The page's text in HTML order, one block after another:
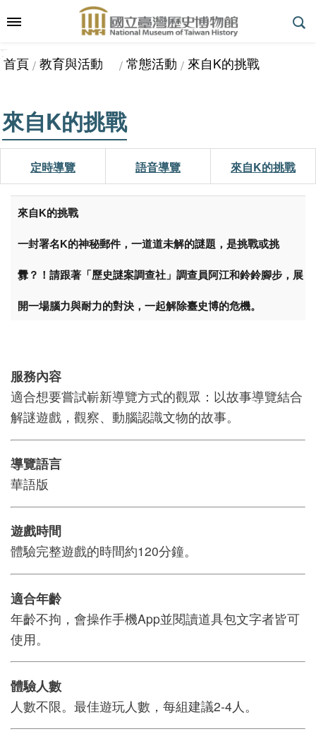
跳到主要內容區塊
階
尋
參
指
南
展
覽
究
典
藏
教
育
與
活
出
版
創
:::
首頁 教育與活動 常態活動 來自K的挑戰
來自K的挑戰
定時導覽 語音導覽 來自K的挑戰
來自K的挑戰
一封署名K的神秘郵件，一道道未解的謎題，是挑戰或挑
釁？！請跟著「歷史謎案調查社」調查員阿江和鈴鈴腳步，展
開一場腦力與耐力的對決，一起解除臺史博的危機。
服務內容
適合想要嘗試嶄新導覽方式的觀眾：以故事導覽結合
解謎遊戲，觀察、動腦認識文物的故事。
導覽語言
華語版
遊戲時間
體驗完整遊戲的時間約120分鐘。
適合年齡
年齡不拘，會操作手機App並閱讀道具包文字者皆可
使用。
體驗人數
人數不限。最佳遊玩人數，每組建議2-4人。